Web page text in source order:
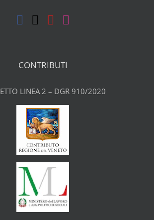
CONTRIBUTI
LINEA 2 – DGR 910/2020